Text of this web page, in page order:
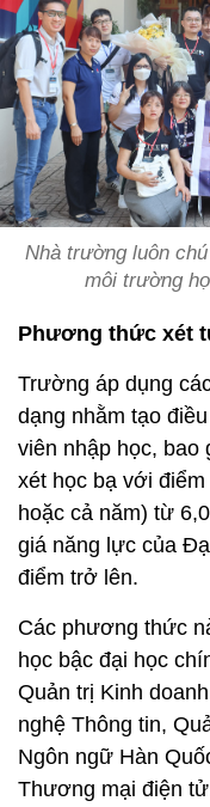
Nhà trường luôn
môi trường
Phương thức xét
Trường áp dụng
dạng nhằm tạo
viên nhập học, bao
xét học bạ với
hoặc cả năm) từ
giá năng lực của
điểm trở lên.
Các phương thức
học bậc đại học
Quản trị Kinh
nghệ Thông tin,
Ngôn ngữ Hàn
Thương mại điện